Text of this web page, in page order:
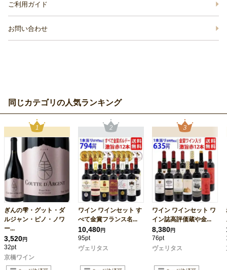
ご利用ガイド
お問い合わせ
同じカテゴリの人気ランキング
ぎんの雫・グット・ダ
ルジャン・ピノ・ノワ
ー...
3,520円
32pt
京橋ワイン
ワイン ワインセット す
べて金賞フランス名...
10,480円
95pt
ヴェリタス
ワイン ワインセット ワ
イン誌高評価蔵や金...
8,380円
76pt
ヴェリタス